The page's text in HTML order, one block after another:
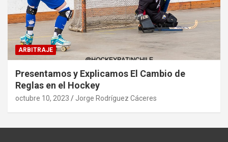
ARBITRAJE
Presentamos y Explicamos El Cambio de
Reglas en el Hockey
octubre 10, 2023 Jorge Rodríguez Cáceres